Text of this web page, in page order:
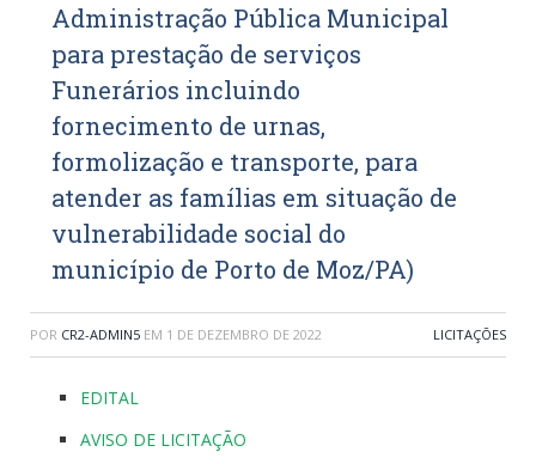
Administração Pública Municipal
para prestação de serviços
Funerários incluindo
fornecimento de urnas,
formolização e transporte, para
atender as famílias em situação de
vulnerabilidade social do
município de Porto de Moz/PA)
POR CR2-ADMIN5 EM 1 DE DEZEMBRO DE 2022 LICITAÇÕES
EDITAL
AVISO DE LICITAÇÃO